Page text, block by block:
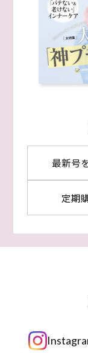
最新号
定期